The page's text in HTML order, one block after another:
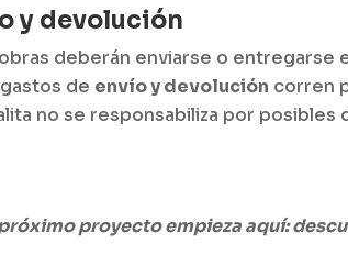
y devolución
deberán enviarse o entregarse
de envío y devolución corren
no se responsabiliza por
próximo proyecto empieza aquí: